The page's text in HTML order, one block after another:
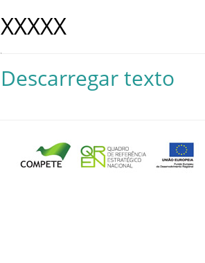
XXXXX
Descarregar texto